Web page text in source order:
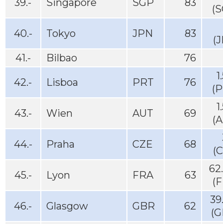
39.- Singapore SGP 83
40.- Tokyo JPN 83
41.-
Bilbao 76
42.- Lisboa PRT 76
43.- Wien AUT 69
44.- Praha CZE 68
45.- Lyon FRA 63
46.- Glasgow GBR 62